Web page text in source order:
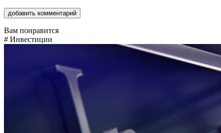
Вам понравится
# Инвестиции